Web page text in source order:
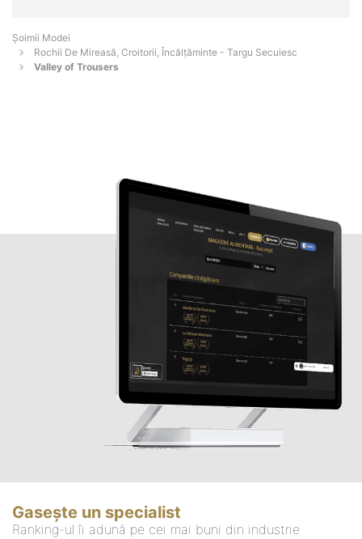
Șoimii Modei
Rochii De Mireasă, Croitorii, Încălțăminte - Targu Secuiesc
Valley of Trousers
Gasește un specialist
Ranking-ul îi adună pe cei mai buni din industrie